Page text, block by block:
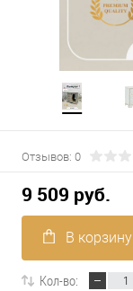
Отзывов: 0
9 509 руб.
В корзину
Кол-во: